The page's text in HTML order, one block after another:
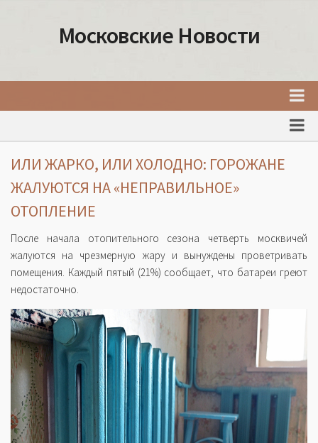
Московские Новости
События Москвы
Москва
Товары и услуги Москвы
ИЛИ ЖАРКО, ИЛИ ХОЛОДНО: ГОРОЖАНЕ
ЖАЛУЮТСЯ НА «НЕПРАВИЛЬНОЕ»
ОТОПЛЕНИЕ
После начала отопительного сезона четверть москвичей
жалуются на чрезмерную жару и вынуждены проветривать
помещения. Каждый пятый (21%) сообщает, что батареи греют
недостаточно.